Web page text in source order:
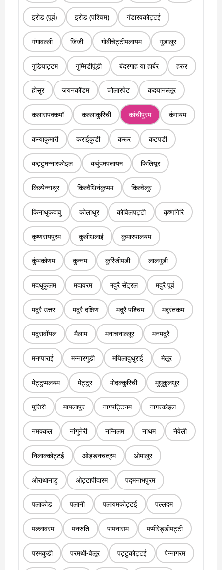
इरोड (पूर्व) इरोड (पश्चिम) गंडारवकोट्टई
गंगावल्ली जिंजी गोबीचेट्टीपलायम गुडालुर
गुडियाट्टम गुम्मिडीपूंडी बंदरगाह या हार्बर हरुर
होसुर जयनकोंडम जोलारपेट कदयानल्लूर
कलासपक्कमॉ कल्लाकुरिची कांचीपुरम कंगायम
कन्याकुमारी कराईकुडी करूर कटपडी
कट्टुमन्नारकोइल कवुंदमपलायम किलियूर
किल्पेन्नाथुर किल्वैथिनंकुप्पम किल्वेलुर
किनाथुकदावु कोलाथुर कोविलपट्टी कृष्णगिरि
कृष्णरायपुरम कुलीथलाई कुमारपालयम
कुंभकोणम कुन्नम कुरिंजीपडी लालगुडी
मदथुकुलम मदावरम मदुरै सेंट्रल मदुरै पूर्व
मदुरै उत्तर मदुरै दक्षिण मदुरै पश्चिम मदुरंतकम
मदुरावॉयल मैलाम मनाचनाल्लूर मनमदुरै
मनप्पाराई मन्नारगुडी मयिलादुथुराई मेलूर
मेट्टुप्पलयम मेट्टूर मोदक्कुरिची मुधुकुलथुर
मुसिरी मायलापुर नागपट्टिनम नागरकोइल
नमक्कल नांगुनेरी नन्निलम नाथम नेवेली
निलाक्कोट्टई ओड्डनचत्रम ओमालुर
ओराथानाडु ओट्टापीदारम पद्मनाभपुरम
पलाकोड पलानी पलायमकोट्टई पल्लदम
पल्लावरम पनरुति पापनासम पप्पीरेड्डीपट्टी
परमकुडी परमथी-वेलूर पट्टुकोट्टई पेन्नागरम